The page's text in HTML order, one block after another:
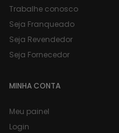
Trabalhe conosco
Seja Franqueado
Seja Revendedor
Seja Fornecedor
MINHA CONTA
Meu painel
Login